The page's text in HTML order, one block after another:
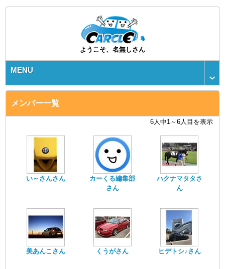
ようこそ、名無しさん
MENU
メンバー一覧
6人中1～6人目を表示
い～さんさん
カーくる編集部
さん
ハクナマタタさ
ん
美あんこさん くうがさん ヒデトシ♪さん